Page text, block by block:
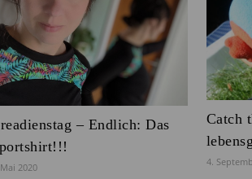
– Endlich: Das
2020
Catch
4.